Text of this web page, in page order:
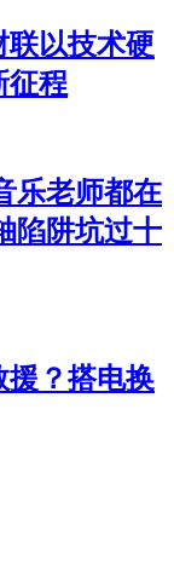
以技术硬
征程
乐老师都在
陷阱坑过十
援？搭电换